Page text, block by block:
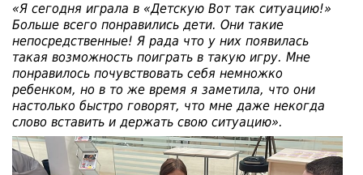
«Я сегодня играла в «Детскую Вот так ситуацию!»
Больше всего понравились дети. Они такие
непосредственные! Я рада что у них появилась
такая возможность поиграть в такую игру. Мне
понравилось почувствовать себя немножко
ребенком, но в то же время я заметила, что они
настолько быстро говорят, что мне даже некогда
слово вставить и держать свою ситуацию».